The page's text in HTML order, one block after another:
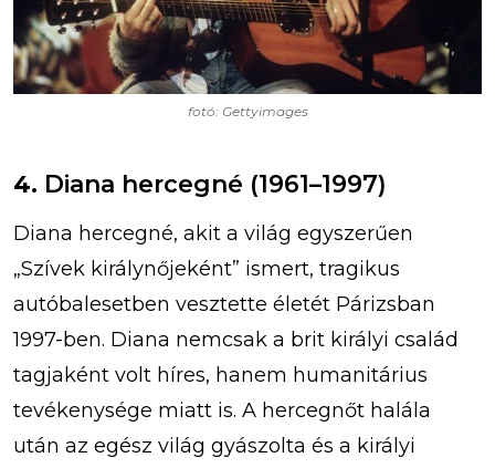
fotó: Gettyimages
4. Diana hercegné (1961–1997)
Diana hercegné, akit a világ egyszerűen
„Szívek királynőjeként” ismert, tragikus
autóbalesetben vesztette életét Párizsban
1997-ben. Diana nemcsak a brit királyi család
tagjaként volt híres, hanem humanitárius
tevékenysége miatt is. A hercegnőt halála
után az egész világ gyászolta és a királyi